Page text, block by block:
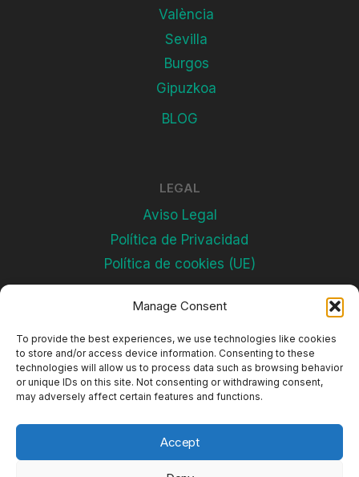
Manage Consent
To provide the best experiences, we use technologies like cookies
to store and/or access device information. Consenting to these
technologies will allow us to process data such as browsing behavior
or unique IDs on this site. Not consenting or withdrawing consent,
may adversely affect certain features and functions.
Accept
València
Sevilla
Burgos
Gipuzkoa
BLOG
LEGAL
Aviso Legal
Política de Privacidad
Política de cookies (UE)
Subscríbete